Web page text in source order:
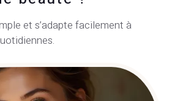
et s’adapte facilement à